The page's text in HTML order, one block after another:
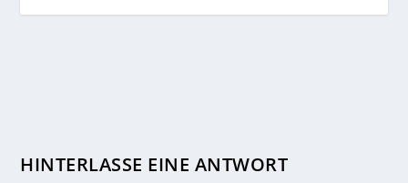
HINTERLASSE EINE ANTWORT